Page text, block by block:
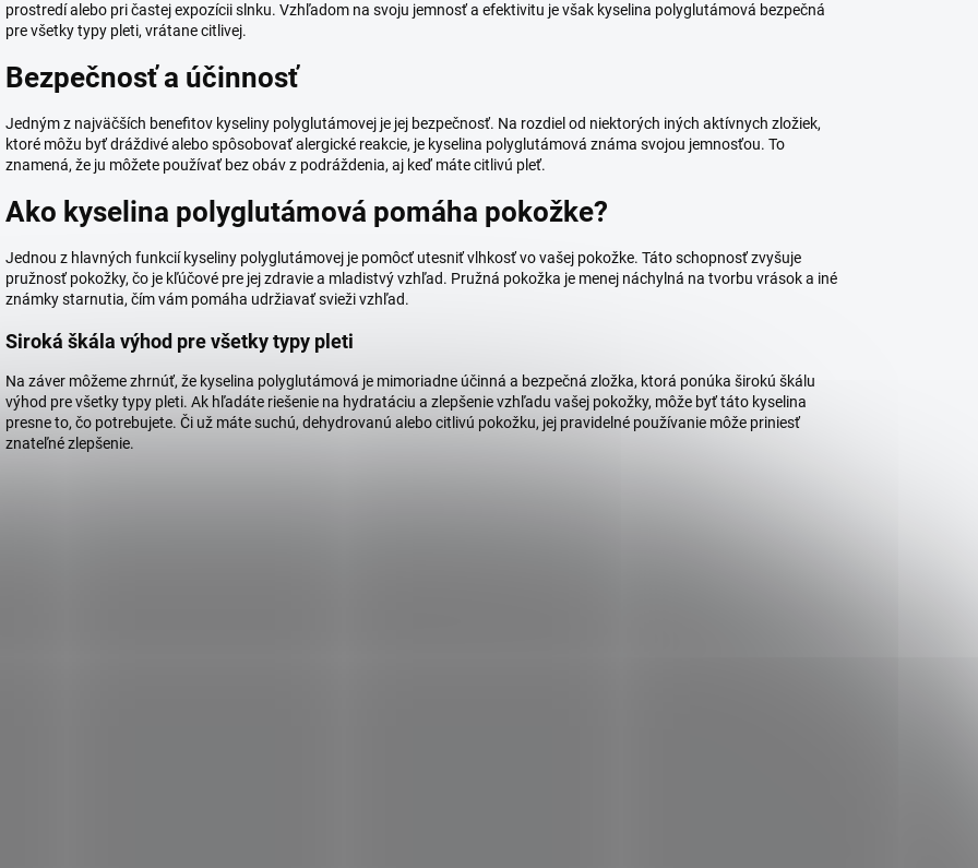
prostredí alebo pri častej expozícii slnku. Vzhľadom na svoju jemnosť a efektivitu je však kyselina polyglutámová bezpečná
pre všetky typy pleti, vrátane citlivej.
Bezpečnosť a účinnosť
Jedným z najväčších benefitov kyseliny polyglutámovej je jej bezpečnosť. Na rozdiel od niektorých iných aktívnych zložiek,
ktoré môžu byť dráždivé alebo spôsobovať alergické reakcie, je kyselina polyglutámová známa svojou jemnosťou. To
znamená, že ju môžete používať bez obáv z podráždenia, aj keď máte citlivú pleť.
Ako kyselina polyglutámová pomáha pokožke?
Jednou z hlavných funkcií kyseliny polyglutámovej je pomôcť utesniť vlhkosť vo vašej pokožke. Táto schopnosť zvyšuje
pružnosť pokožky, čo je kľúčové pre jej zdravie a mladistvý vzhľad. Pružná pokožka je menej náchylná na tvorbu vrások a iné
známky starnutia, čím vám pomáha udržiavať svieži vzhľad.
Siroká škála výhod pre všetky typy pleti
Na záver môžeme zhrnúť, že kyselina polyglutámová je mimoriadne účinná a bezpečná zložka, ktorá ponúka širokú škálu
výhod pre všetky typy pleti. Ak hľadáte riešenie na hydratáciu a zlepšenie vzhľadu vašej pokožky, môže byť táto kyselina
presne to, čo potrebujete. Či už máte suchú, dehydrovanú alebo citlivú pokožku, jej pravidelné používanie môže priniesť
znateľné zlepšenie.